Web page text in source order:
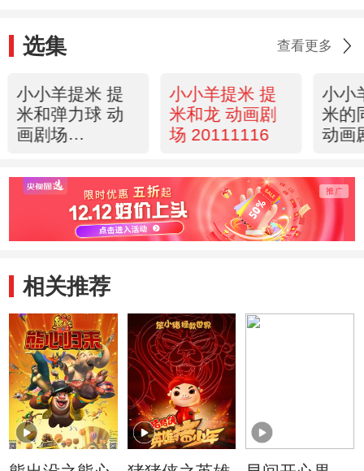
选集 查看更多
小小羊提米 提
米和弹力球 动
画剧场
小小羊提米 提
米和龙 动画剧
场 20111116
小小
米的
动画
相关推荐